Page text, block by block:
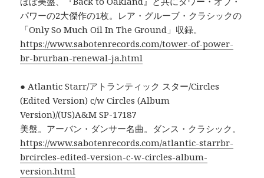
パワーの2大傑作の1枚。レア・グルーブ・クラシックの
「Only So Much Oil In The Ground」収録。
https://www.sabotenrecords.com/tower-of-power-
br-brurban-renewal-ja.html
● Atlantic Starr/アトランティック スター/Circles
(Edited Version) c/w Circles (Album
Version)/(US)A&M SP-17187
美盤。アーバン・ダンサー名曲。ダンス・クラシック。
https://www.sabotenrecords.com/atlantic-starrbr-
brcircles-edited-version-c-w-circles-album-
version.html